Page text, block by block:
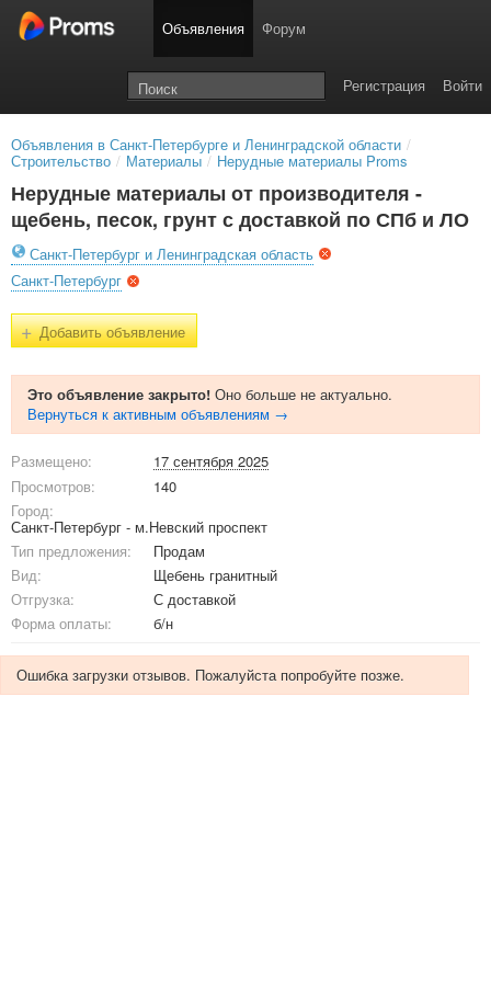
Объявления Форум
Войти
Регистрация
Объявления в Санкт-Петербурге и Ленинградской области /
Строительство / Материалы / Нерудные материалы Proms
Нерудные материалы от производителя -
щебень, песок, грунт с доставкой по СПб и ЛО
Санкт-Петербург и Ленинградская область
Санкт-Петербург
+Добавить объявление
Это объявление закрыто! Оно больше не актуально.
Вернуться к активным объявлениям →
Размещено:
17 сентября 2025
Просмотров:
140
Город:
Санкт-Петербург - м.Невский проспект
Тип предложения:
Продам
Вид:
Щебень гранитный
Отгрузка:
С доставкой
Форма оплаты:
б/н
Ошибка загрузки отзывов. Пожалуйста попробуйте позже.